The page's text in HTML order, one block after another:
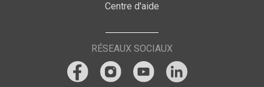
Centre d'aide
RÉSEAUX SOCIAUX